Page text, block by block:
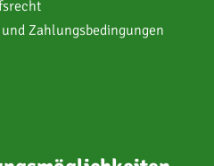
Zahlungsbedingungen